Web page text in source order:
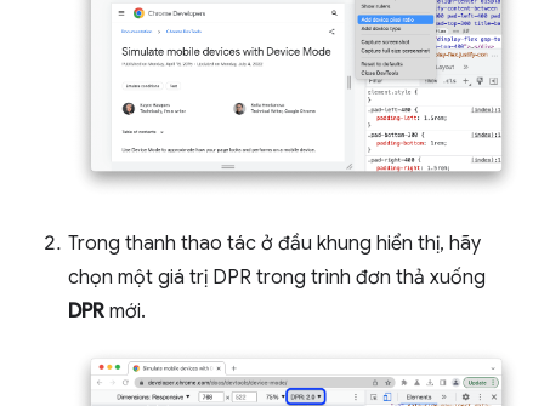
Trong thanh thao tác ở đầu khung hiển thị, hãy
chọn một giá trị DPR trong trình đơn thả xuống
DPR mới.